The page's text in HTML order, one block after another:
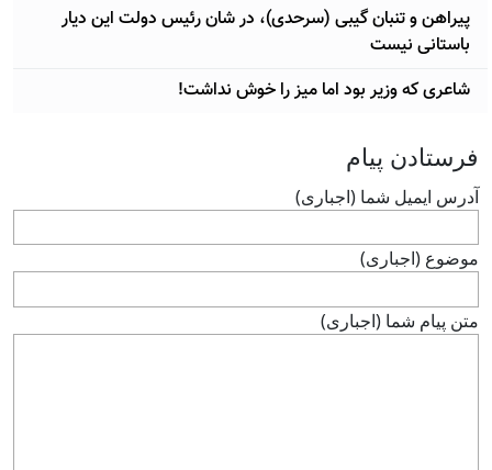
پیراهن و تنبان گیبی (سرحدی)، در شان رئیس دولت این دیار
باستانی نیست
شاعری که وزیر بود اما میز را خوش نداشت!
فرستادن پيام
آدرس ايميل شما (اجباری)
موضوع (اجباری)
متن پيام شما (اجباری)